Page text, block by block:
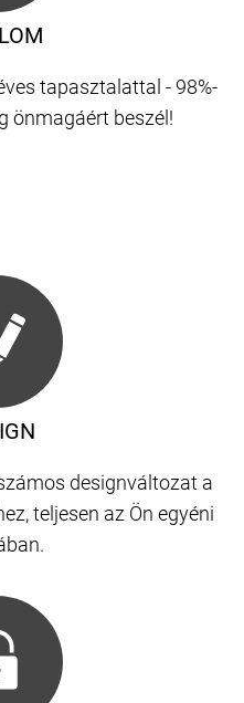
tapasztalattal - 98%-
önmagáért beszél!
designváltozat a
teljesen az Ön egyéni